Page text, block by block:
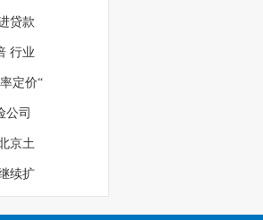
贷款
行业
定价“
公司
京土
续扩